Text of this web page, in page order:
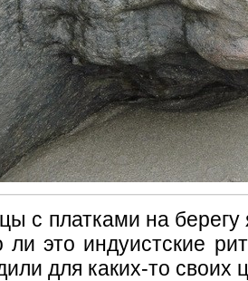
с платками на
ли это индуистские
для каких-то своих